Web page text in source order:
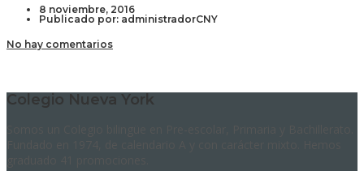
8 noviembre, 2016
Publicado por: administradorCNY
No hay comentarios
Colegio Nueva York